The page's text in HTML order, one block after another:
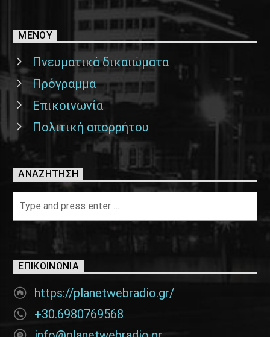
ΜΕΝΟΥ
Πνευματικά δικαιώματα
Πρόγραμμα
Επικοινωνία
Πολιτική απορρήτου
ΑΝΑΖΉΤΗΣΗ
ΕΠΙΚΟΙΝΩΝΊΑ
https://planetwebradio.gr/
+30.6980769568